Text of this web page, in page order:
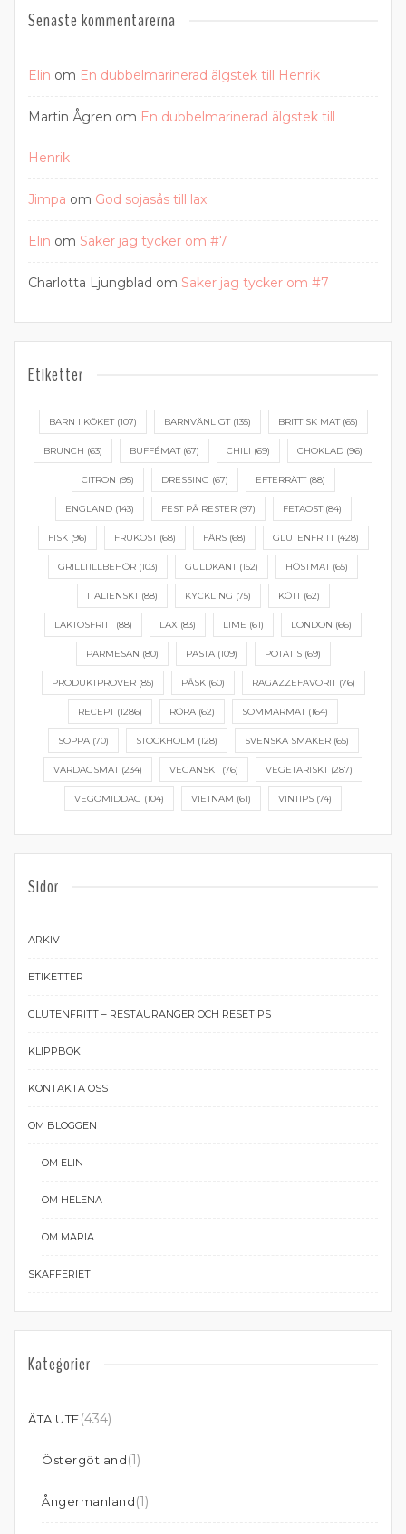
Senaste kommentarerna
Elin om En dubbelmarinerad älgstek till Henrik
Martin Ågren om En dubbelmarinerad älgstek till
Henrik
Jimpa om God sojasås till lax
Elin om Saker jag tycker om #7
Charlotta Ljungblad om Saker jag tycker om #7
Etiketter
BARN I KÖKET(107) BARNVÄNLIGT(135) BRITTISK MAT(65)
BRUNCH (63) BUFFÉMAT(67) CHILI (69) CHOKLAD (96)
CITRON (95) DRESSING (67) EFTERRÄTT(88)
ENGLAND(143) FEST PÅ RESTER(97) FETAOST(84)
FISK(96) FRUKOST(68) FÄRS(68) GLUTENFRITT(428)
GRILLTILLBEHÖR (103) GULDKANT(152) HÖSTMAT(65)
ITALIENSKT(88) KYCKLING (75) KÖTT(62)
LAKTOSFRITT(88) LAX (83) LIME (61) LONDON (66)
PARMESAN (80) PASTA(109) POTATIS(69)
PRODUKTPROVER(85) PÅSK(60) RAGAZZEFAVORIT(76)
RECEPT(1286) RÖRA (62) SOMMARMAT(164)
SOPPA(70) STOCKHOLM (128) SVENSKA SMAKER(65)
VARDAGSMAT(234) VEGANSKT(76) VEGETARISKT(287)
VEGOMIDDAG (104) VIETNAM (61) VINTIPS (74)
Sidor
ARKIV
ETIKETTER
GLUTENFRITT – RESTAURANGER OCH RESETIPS
KLIPPBOK
KONTAKTA OSS
OM BLOGGEN
OM ELIN
OM HELENA
OM MARIA
SKAFFERIET
Kategorier
ÄTA UTE(434)
Östergötland(1)
Ångermanland(1)